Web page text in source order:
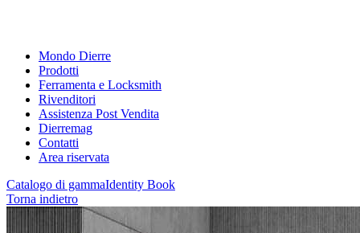
Mondo Dierre
Prodotti
Ferramenta e Locksmith
Rivenditori
Assistenza Post Vendita
Dierremag
Contatti
Area riservata
Catalogo di gammaIdentity Book
Torna indietro